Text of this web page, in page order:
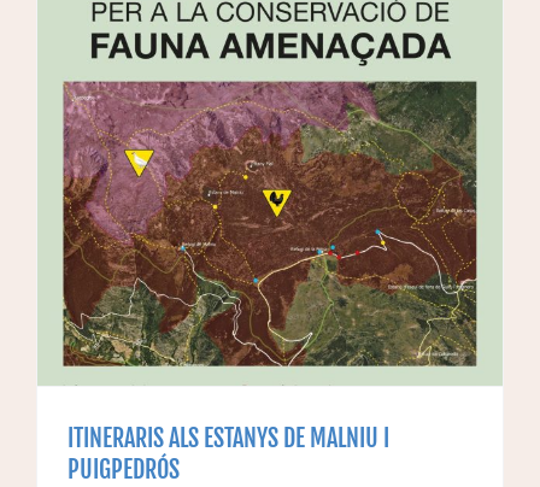
ITINERARIS ALS ESTANYS DE MALNIU I
PUIGPEDRÓS